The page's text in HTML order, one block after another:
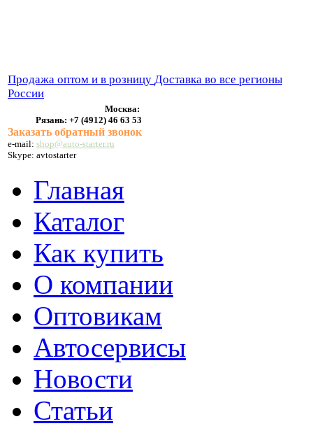
Продажа оптом и в розницу Доставка во все регионы
России
Москва:
Рязань: +7 (4912) 46 63 53
Заказать обратный звонок
e-mail: shop@auto-starter.ru
Skype: avtostarter
Главная
Каталог
Как купить
О компании
Оптовикам
Автосервисы
Новости
Статьи